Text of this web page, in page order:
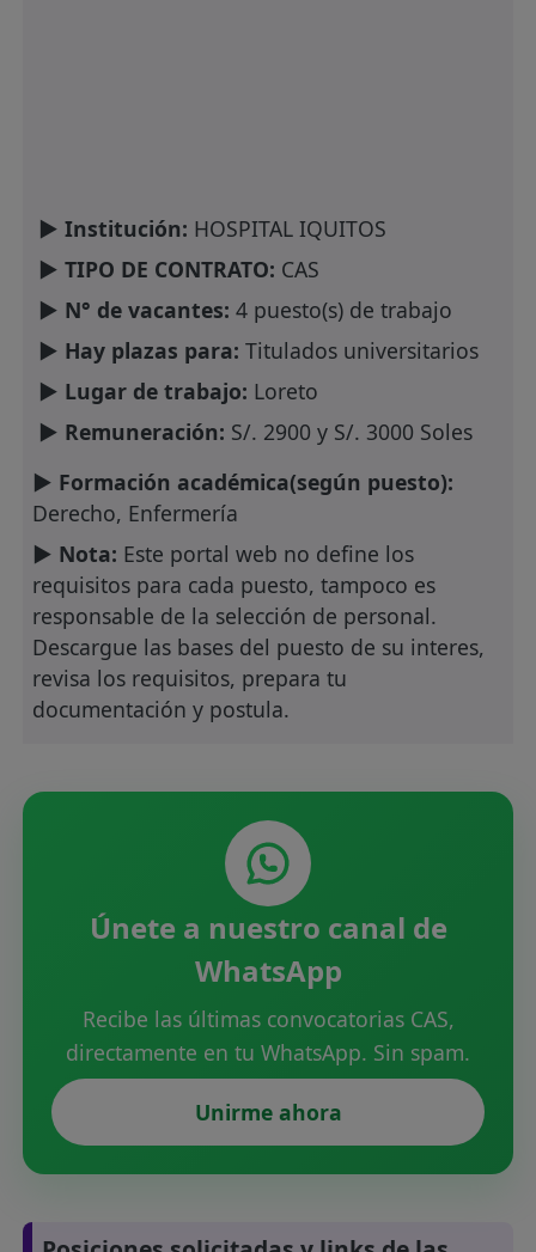
► Institución: HOSPITAL IQUITOS
► TIPO DE CONTRATO: CAS
► N° de vacantes: 4 puesto(s) de trabajo
► Hay plazas para: Titulados universitarios
► Lugar de trabajo: Loreto
► Remuneración: S/. 2900 y S/. 3000 Soles
► Formación académica(según puesto):
Derecho, Enfermería
► Nota: Este portal web no define los
requisitos para cada puesto, tampoco es
responsable de la selección de personal.
Descargue las bases del puesto de su interes,
revisa los requisitos, prepara tu
documentación y postula.
Únete a nuestro canal de
WhatsApp
Recibe las últimas convocatorias CAS,
directamente en tu WhatsApp. Sin spam.
Unirme ahora